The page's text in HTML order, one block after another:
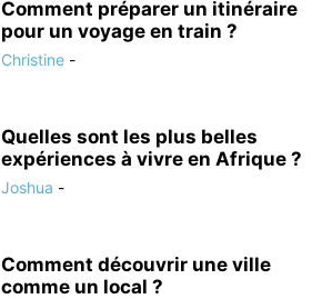
Comment préparer un itinéraire
pour un voyage en train ?
Christine -
Quelles sont les plus belles
expériences à vivre en Afrique ?
Joshua -
Comment découvrir une ville
comme un local ?